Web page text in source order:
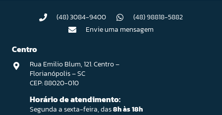
(48) 3084-9400
(48) 98818-5882
Envie uma mensagem
Centro
Rua Emilio Blum, 121. Centro –
Florianópolis – SC
CEP: 88020-010
Horário de atendimento:
Segunda a sexta-feira, das8h às 18h